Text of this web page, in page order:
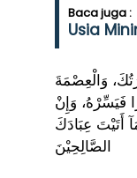
Baca juga :
Usia
وَالْعِصْمَةَ
فَيَسِّرْهُ، وَإِنْ
أَتَيْتَ عِبَادَكَ
الصَّالِحِيْنَ